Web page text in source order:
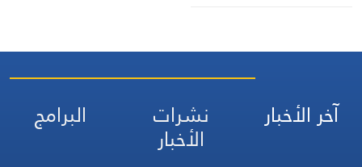
آخر الأخبار نشرات
الأخبار
البرامج